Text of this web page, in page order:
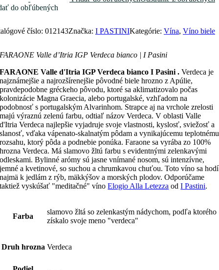
do obľúbených
číslo: 012143Značka: I PASTINIKategórie: Vína, Víno biele
FARAONE Valle d’Itria IGP Verdeca bianco | I Pasini
FARAONE Valle d'Itria IGP Verdeca bianco I Pasini .Verdeca je
najznámejšie a najrozšírenejšie pôvodné biele hrozno z Apúlie,
pravdepodobne gréckeho pôvodu, ktoré sa aklimatizovalo počas
kolonizácie Magna Graecia, alebo portugalské, vzhľadom na
podobnosť s portugalským Alvarinhom. Strapce aj na vrchole zrelosti
majú výraznú zelenú farbu, odtiaľ názov Verdeca. V oblasti Valle
d'Itria Verdeca najlepšie vyjadruje svoje vlastnosti, kyslosť, sviežosť a
slanosť, vďaka vápenato-skalnatým pôdam a vynikajúcemu teplotnému
rozsahu, ktorý pôda a podnebie ponúka. Faraone sa vyrába zo 100%
hrozna Verdeca. Má slamovo žltú farbu s evidentnými zelenkavými
odleskami. Bylinné arómy sú jasne vnímané nosom, sú intenzívne,
jemné a kvetinové, so suchou a chrumkavou chuťou. Toto víno sa hodí
najmä k jedlám z rýb, mäkkýšov a morských plodov.Odporúčame
taktiež vyskúšať "meditačné" vínoElogio Alla Letezza odI Pastini.
Farba
slamovo žltá so zelenkastým nádychom, podľa ktorého
získalo svoje meno "verdeca"
Druh hrozna Verdeca